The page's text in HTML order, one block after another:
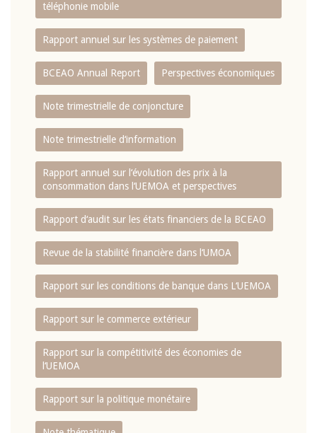
téléphonie mobile
Rapport annuel sur les systèmes de paiement
BCEAO Annual Report Perspectives économiques
Note trimestrielle de conjoncture
Note trimestrielle d‘information
Rapport annuel sur l‘évolution des prix à la
consommation dans l‘UEMOA et perspectives
Rapport d‘audit sur les états financiers de la BCEAO
Revue de la stabilité financière dans l‘UMOA
Rapport sur les conditions de banque dans L‘UEMOA
Rapport sur le commerce extérieur
Rapport sur la compétitivité des économies de
l‘UEMOA
Rapport sur la politique monétaire